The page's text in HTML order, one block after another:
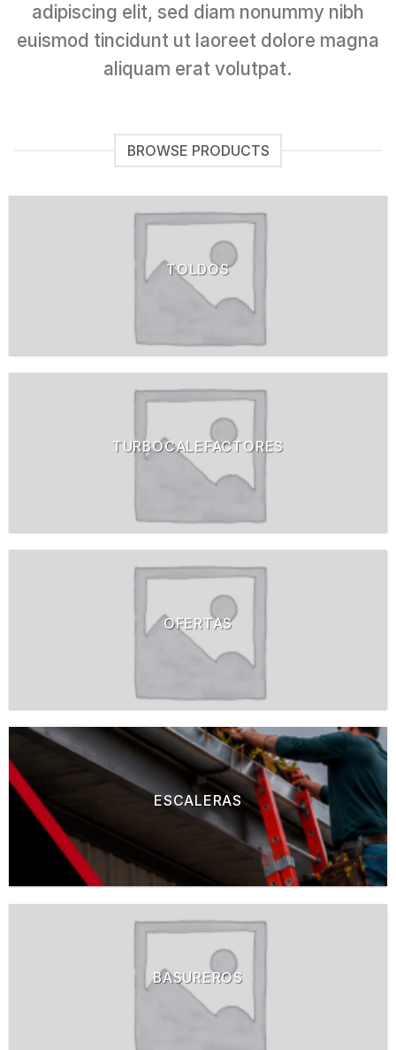
adipiscing elit, sed diam nonummy nibh
euismod tincidunt ut laoreet dolore magna
aliquam erat volutpat.
BROWSE PRODUCTS
TOLDOS
TURBOCALEFACTORES
OFERTAS
ESCALERAS
BASUREROS